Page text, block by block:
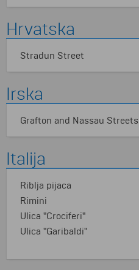
Hrvatska
Stradun Street
Irska
Grafton and Nassau Streets
Italija
Riblja pijaca
Rimini
Ulica "Crociferi"
Ulica "Garibaldi"